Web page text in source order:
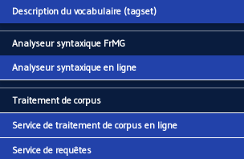
Description du vocabulaire (tagset)
Analyseur syntaxique FrMG
Analyseur syntaxique en ligne
Traitement de corpus
Service de traitement de corpus en ligne
Service de requêtes